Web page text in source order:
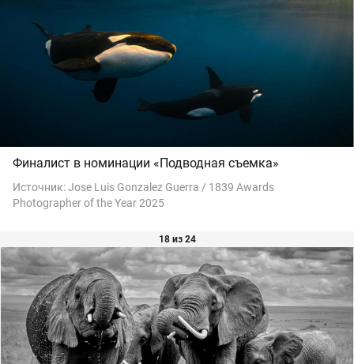
Финалист в номинации «Подводная съемка»
Источник:Jose Luis Gonzalez Guerra / 1839 Awards
Photographer of the Year 2025
18 из 24